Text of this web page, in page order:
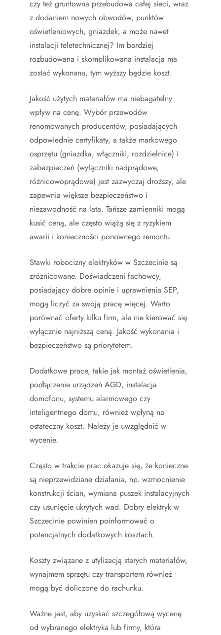
czy też gruntowna przebudowa całej sieci, wraz
z dodaniem nowych obwodów, punktów
oświetleniowych, gniazdek, a może nawet
instalacji teletechnicznej? Im bardziej
rozbudowana i skomplikowana instalacja ma
zostać wykonana, tym wyższy będzie koszt.
Jakość użytych materiałów ma niebagatelny
wpływ na cenę. Wybór przewodów
renomowanych producentów, posiadających
odpowiednie certyfikaty, a także markowego
osprzętu (gniazdka, włączniki, rozdzielnice) i
zabezpieczeń (wyłączniki nadprądowe,
różnicowoprądowe) jest zazwyczaj droższy, ale
zapewnia większe bezpieczeństwo i
niezawodność na lata. Tańsze zamienniki mogą
kusić ceną, ale często wiążą się z ryzykiem
awarii i konieczności ponownego remontu.
Stawki robocizny elektryków w Szczecinie są
zróżnicowane. Doświadczeni fachowcy,
posiadający dobre opinie i uprawnienia SEP,
mogą liczyć za swoją pracę więcej. Warto
porównać oferty kilku firm, ale nie kierować się
wyłącznie najniższą ceną. Jakość wykonania i
bezpieczeństwo są priorytetem.
Dodatkowe prace, takie jak montaż oświetlenia,
podłączenie urządzeń AGD, instalacja
domofonu, systemu alarmowego czy
inteligentnego domu, również wpłyną na
ostateczny koszt. Należy je uwzględnić w
wycenie.
Często w trakcie prac okazuje się, że konieczne
są nieprzewidziane działania, np. wzmocnienie
konstrukcji ścian, wymiana puszek instalacyjnych
czy usunięcie ukrytych wad. Dobry elektryk w
Szczecinie powinien poinformować o
potencjalnych dodatkowych kosztach.
Koszty związane z utylizacją starych materiałów,
wynajmem sprzętu czy transportem również
mogą być doliczone do rachunku.
Ważne jest, aby uzyskać szczegółową wycenę
od wybranego elektryka lub firmy, która